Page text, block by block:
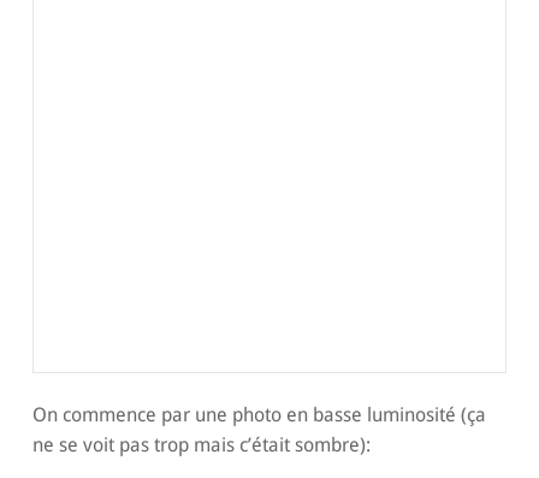
On commence par une photo en basse luminosité (ça
ne se voit pas trop mais c’était sombre):